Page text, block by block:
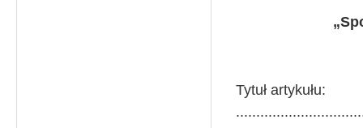
Tytuł artykułu: